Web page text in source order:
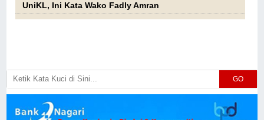
UniKL, Ini Kata Wako Fadly Amran
GO